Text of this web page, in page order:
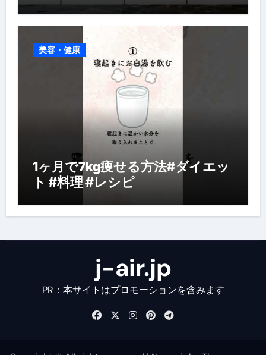
美容・健康
1ヶ月で7kg痩せる方法#ダイエッ
ト #料理 #レシピ
j-air.jp
PR：本サイトはプロモーションを含みます